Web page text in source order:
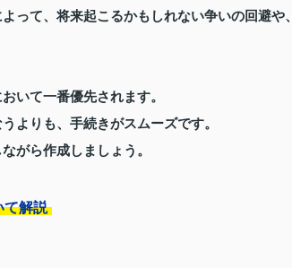
って、将来起こるかもしれない争いの回避や、
いて一番優先されます。
よりも、手続きがスムーズです。
がら作成しましょう。
て解説